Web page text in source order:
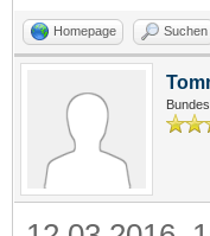
Homepage Suchen